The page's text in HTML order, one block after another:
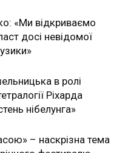
«Ми відкриваємо
досі невідомої
в ролі
Ріхарда
нібелунга»
– наскрізна тема